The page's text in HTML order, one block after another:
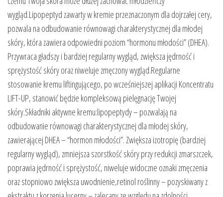
wygląd.Lipopeptyd zawarty w kremie przeznaczonym dla dojrzałej cery,
pozwala na odbudowanie równowagi charakterystycznej dla młodej
skóry, która zawiera odpowiedni poziom “hormonu młodości” (DHEA).
Przywraca gładszy i bardziej regularny wygląd, zwiększa jędrność i
sprężystość skóry oraz niweluje zmęczony wygląd.Regularne
stosowanie kremu liftingującego, po wcześniejszej aplikacji Koncentratu
LIFT-UP, stanowić będzie kompleksową pielęgnację Twojej
skóry.Składniki aktywne kremu:lipopeptydy – pozwalają na
odbudowanie równowagi charakterystycznej dla młodej skóry,
zawierającej DHEA – “hormon młodości”. Zwiększa izotropię (bardziej
regularny wygląd), zmniejsza szorstkość skóry przy redukcji zmarszczek,
poprawia jędrność i sprężystość, niweluje widoczne oznaki zmęczenia
oraz stopniowo zwiększa uwodnienie,retinol roślinny – pozyskiwany z